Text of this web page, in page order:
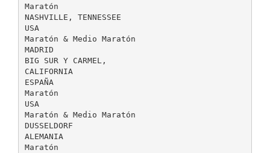
Maratón
NASHVILLE, TENNESSEE
USA
Maratón & Medio Maratón
MADRID
BIG SUR Y CARMEL,
CALIFORNIA
ESPAÑA
Maratón
USA
Maratón & Medio Maratón
DUSSELDORF
ALEMANIA
Maratón